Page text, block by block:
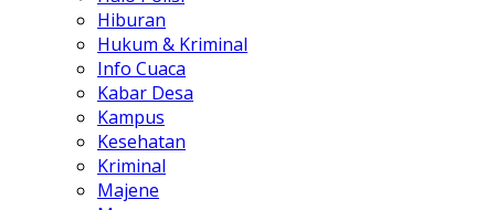
Hiburan
Hukum & Kriminal
Info Cuaca
Kabar Desa
Kampus
Kesehatan
Kriminal
Majene